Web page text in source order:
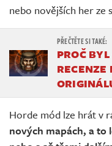
nebo novějších her ze
PROČ
RECENZE
Horde mód lze hrát v
nových mapách, a to